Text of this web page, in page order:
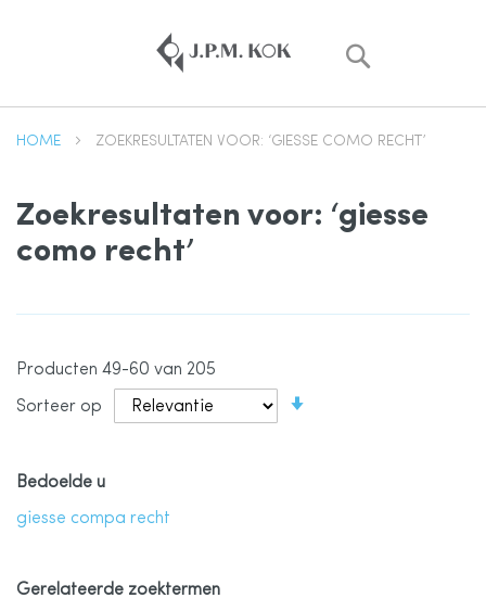
HOME ZOEKRESULTATEN VOOR: ‘GIESSE COMO RECHT’
Zoekresultaten voor: ‘giesse
como recht’
Producten 49-60 van 205
Sorteer op
Bedoelde u
giesse compa recht
Gerelateerde zoektermen